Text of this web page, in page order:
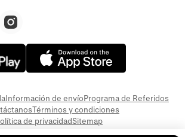
Información de envíoPrograma de Referidos
Términos y condiciones
de privacidadSitemap